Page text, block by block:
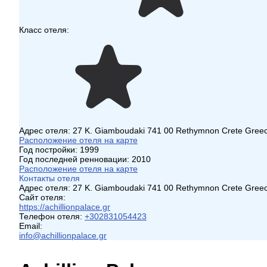
Класс отеля:
Адрес отеля: 27 K. Giamboudaki 741 00 Rethymnon Crete
Расположение отеля на карте
Год постройки: 1999
Год последней ренновации: 2010
Расположение отеля на карте
Контакты отеля
Адрес отеля: 27 K. Giamboudaki 741 00 Rethymnon Crete
Сайт отеля:
https://achillionpalace.gr
Телефон отеля: +302831054423
Email:
info@achillionpalace.gr